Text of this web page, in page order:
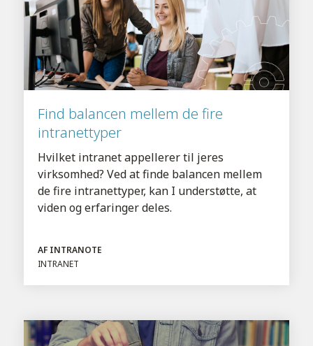
Find balancen mellem de fire
intranettyper
Hvilket intranet appellerer til jeres
virksomhed? Ved at finde balancen mellem
de fire intranettyper, kan I understøtte, at
viden og erfaringer deles.
AF INTRANOTE
INTRANET